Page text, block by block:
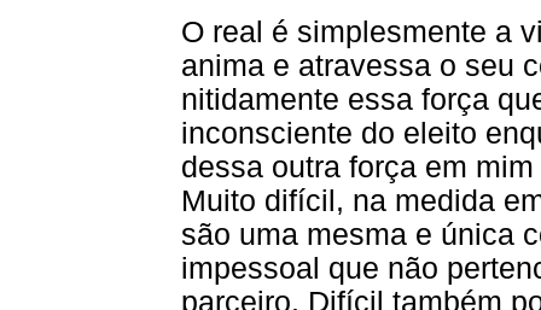
O real é simplesmente a
anima e atravessa o seu
nitidamente essa força
inconsciente do eleito
dessa outra força em
Muito difícil, na medida
são uma mesma e única
impessoal que não
parceiro. Difícil também